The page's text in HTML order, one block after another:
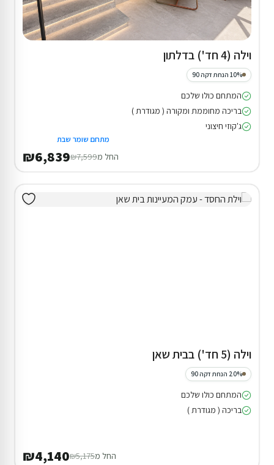
וילה (4 חד') בדלתון
10% הנחת דקה 90
המתחם כולו שלכם
בריכה מחוממת ומקורה ( מגודרת )
ג'קוזי חיצוני
מתחם שומר שבת
החל מ₪7,599
₪6,839
וילה (5 חד') בבית שאן
20% הנחת דקה 90
המתחם כולו שלכם
בריכה ( מגודרת )
החל מ₪5,175
₪4,140